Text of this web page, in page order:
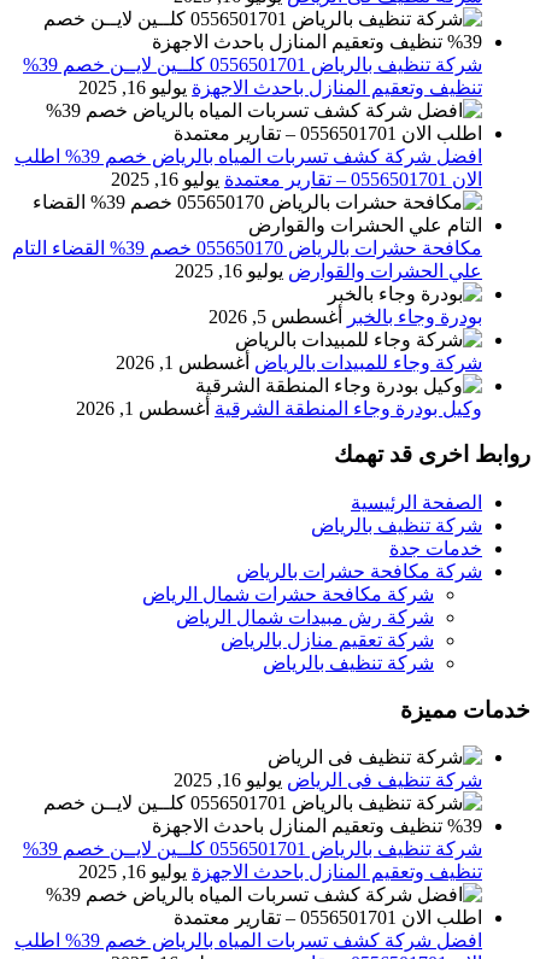
شركة تنظيف بالرياض 0556501701 كلــين لايــن خصم 39%
تنظيف وتعقيم المنازل باحدث الاجهزة يوليو 16, 2025
افضل شركة كشف تسربات المياه بالرياض خصم 39% اطلب
الان 0556501701‬‏ – تقارير معتمدة
يوليو 16, 2025
مكافحة حشرات بالرياض 055650170 خصم 39% القضاء التام
علي الحشرات والقوارض يوليو 16, 2025
بودرة وجاء بالخبر أغسطس 5, 2026
شركة وجاء للمبيدات بالرياض أغسطس 1, 2026
وكيل بودرة وجاء المنطقة الشرقية أغسطس 1, 2026
روابط اخرى قد تهمك
الصفحة الرئيسية
شركة تنظيف بالرياض
خدمات جدة
شركة مكافحة حشرات بالرياض
شركة مكافحة حشرات شمال الرياض
شركة رش مبيدات شمال الرياض
شركة تعقيم منازل بالرياض
شركة تنظيف بالرياض
خدمات مميزة
شركة تنظيف فى الرياض يوليو 16, 2025
شركة تنظيف بالرياض 0556501701 كلــين لايــن خصم 39%
تنظيف وتعقيم المنازل باحدث الاجهزة يوليو 16, 2025
افضل شركة كشف تسربات المياه بالرياض خصم 39% اطلب